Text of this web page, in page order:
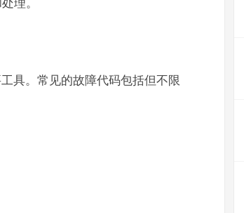
理。
具。常见的故障代码包括但不限